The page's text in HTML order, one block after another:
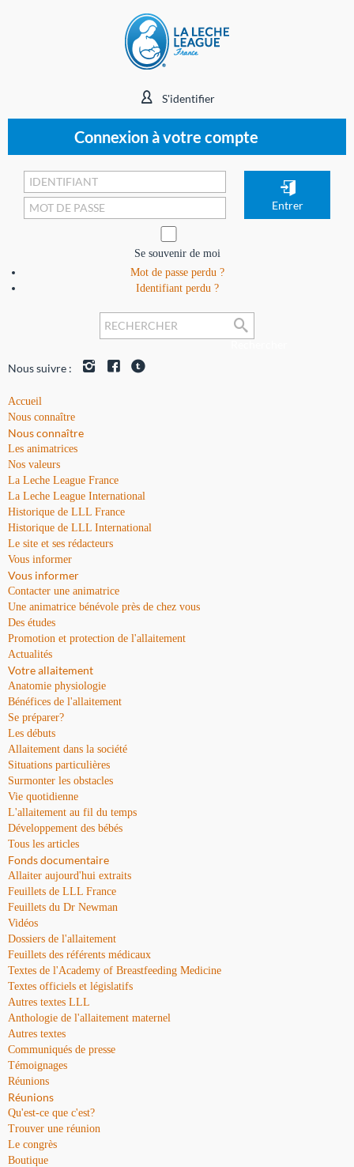
S'identifier
Connexion à votre compte
Se souvenir de moi
Mot de passe perdu ?
Identifiant perdu ?
Nous suivre :
Accueil
Nous connaître
Nous connaître
Les animatrices
Nos valeurs
La Leche League France
La Leche League International
Historique de LLL France
Historique de LLL International
Le site et ses rédacteurs
Vous informer
Vous informer
Contacter une animatrice
Une animatrice bénévole près de chez vous
Des études
Promotion et protection de l'allaitement
Actualités
Votre allaitement
Anatomie physiologie
Bénéfices de l'allaitement
Se préparer?
Les débuts
Allaitement dans la société
Situations particulières
Surmonter les obstacles
Vie quotidienne
L'allaitement au fil du temps
Développement des bébés
Tous les articles
Fonds documentaire
Allaiter aujourd'hui extraits
Feuillets de LLL France
Feuillets du Dr Newman
Vidéos
Dossiers de l'allaitement
Feuillets des référents médicaux
Textes de l'Academy of Breastfeeding Medicine
Textes officiels et législatifs
Autres textes LLL
Anthologie de l'allaitement maternel
Autres textes
Communiqués de presse
Témoignages
Réunions
Réunions
Qu'est-ce que c'est?
Trouver une réunion
Le congrès
Boutique